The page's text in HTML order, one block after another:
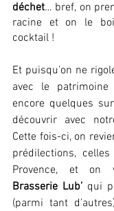
déchet… bref, on
racine et on le
cocktail !
Et puisqu’on ne
avec le
encore quelques
découvrir avec
Cette fois-ci, on
prédilections,
Brasserie Lub’ qui
(parmi tant